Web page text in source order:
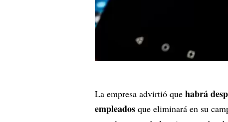
La empresa advirtió que habrá
empleados que eliminará en su